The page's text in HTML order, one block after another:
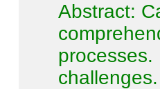
Abstract:
processes.